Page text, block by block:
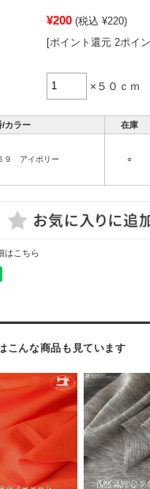
¥200 (税込 ¥220)
[ポイント還元 2ポイ
×５０ｃｍ
/カラー 在庫
９ アイボリー ○
はこちら
こんな商品も見ています